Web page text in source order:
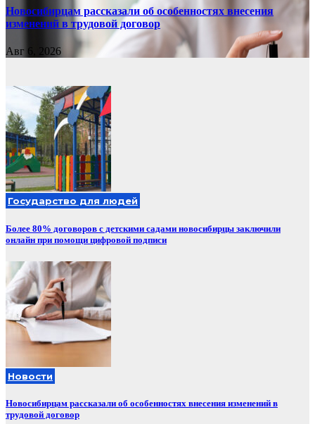
Новосибирцам рассказали об особенностях внесения
изменений в трудовой договор
Авг 6, 2026
Государство для людей
Более 80% договоров с детскими садами новосибирцы заключили
онлайн при помощи цифровой подписи
Новости
Новосибирцам рассказали об особенностях внесения изменений в
трудовой договор